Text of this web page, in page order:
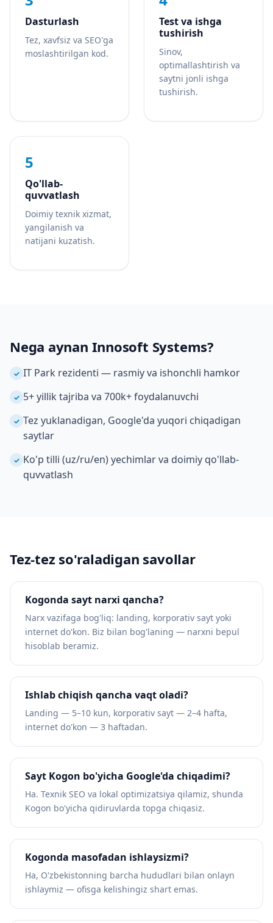
Dasturlash
Tez, xavfsiz va SEO'ga
moslashtirilgan kod.
Test va ishga
tushirish
Sinov,
optimallashtirish va
saytni jonli ishga
tushirish.
5
Qo'llab-
quvvatlash
Doimiy texnik xizmat,
yangilanish va
natijani kuzatish.
Nega aynan Innosoft Systems?
✓ IT Park rezidenti — rasmiy va ishonchli hamkor
✓ 5+ yillik tajriba va 700k+ foydalanuvchi
✓ Tez yuklanadigan, Google'da yuqori chiqadigan
saytlar
✓ Ko'p tilli (uz/ru/en) yechimlar va doimiy qo'llab-
quvvatlash
Tez-tez so'raladigan savollar
Kogonda sayt narxi qancha?
Narx vazifaga bog'liq: landing, korporativ sayt yoki
internet do'kon. Biz bilan bog'laning — narxni bepul
hisoblab beramiz.
Ishlab chiqish qancha vaqt oladi?
Landing — 5–10 kun, korporativ sayt — 2–4 hafta,
internet do'kon — 3 haftadan.
Sayt Kogon bo'yicha Google'da chiqadimi?
Ha. Texnik SEO va lokal optimizatsiya qilamiz, shunda
Kogon bo'yicha qidiruvlarda topga chiqasiz.
Kogonda masofadan ishlaysizmi?
Ha, O'zbekistonning barcha hududlari bilan onlayn
ishlaymiz — ofisga kelishingiz shart emas.